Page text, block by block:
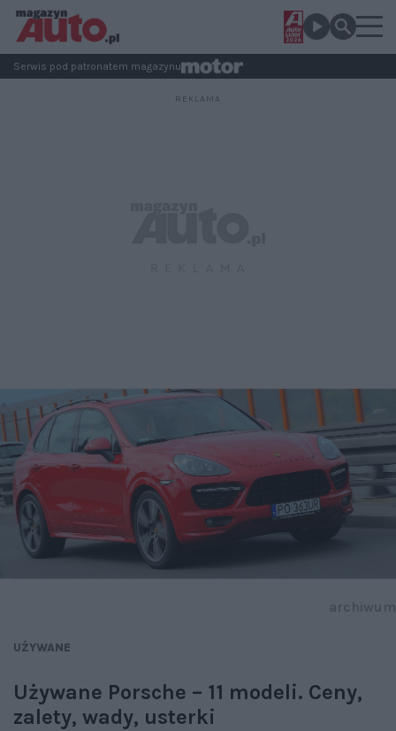
Serwis pod patronatem magazynu
UŻYWANE
Używane Porsche – 11 modeli. Ceny,
zalety, wady, usterki